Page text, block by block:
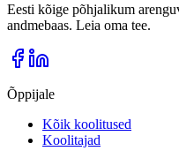
Eesti kõige põhjalikum
andmebaas. Leia oma tee.
Õppijale
Kõik koolitused
Koolitajad